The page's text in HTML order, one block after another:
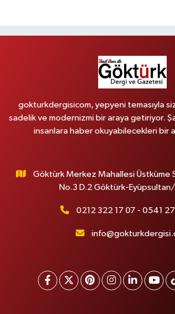
gokturkdergisicom, yepyeni temasıyla
sadelik ve modernizmi bir araya getiriyor.
insanlara haber okuyabilecekleri bir
Göktürk Merkez Mahallesi Üstküme
No.3 D.2 Göktürk-
0212 322 17 07 - 0541